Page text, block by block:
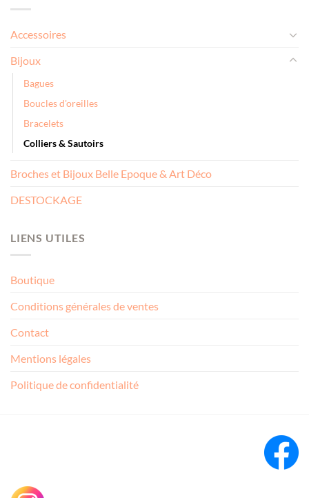
Accessoires
Bijoux
Bagues
Boucles d'oreilles
Bracelets
Colliers & Sautoirs
Broches et Bijoux Belle Epoque & Art Déco
DESTOCKAGE
LIENS UTILES
Boutique
Conditions générales de ventes
Contact
Mentions légales
Politique de confidentialité